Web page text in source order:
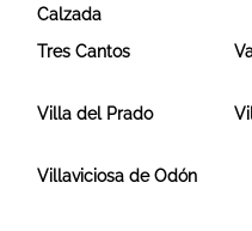
Calzada
Tres Cantos
Villa del Prado
Villaviciosa de Odón